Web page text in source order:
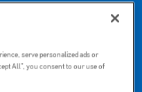
asemenea în încărcătură
și a proteja zidăria
serve personalized ads or
All”, you consent to our use of